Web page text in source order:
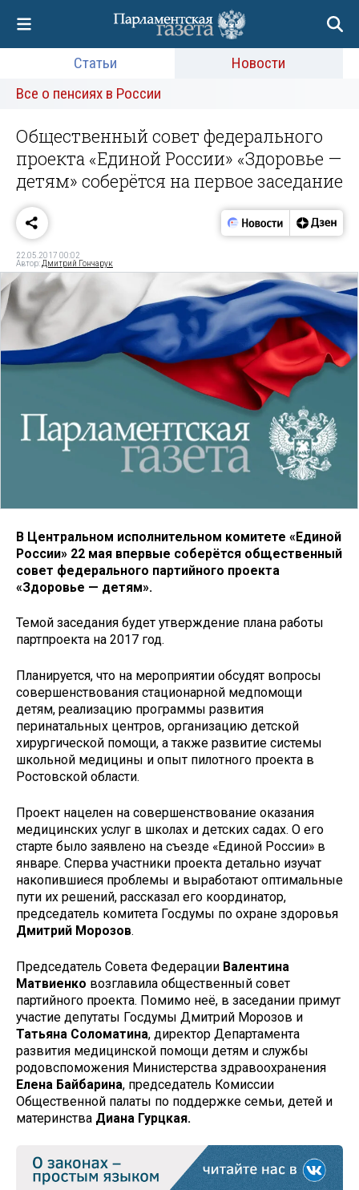
Статьи
Новости
Все о пенсиях в России
Общественный совет федерального
проекта «Единой России» «Здоровье —
детям» соберётся на первое заседание
22.05.2017 00:02
Автор: Дмитрий Гончарук
В Центральном исполнительном комитете «Единой
России» 22 мая впервые соберётся общественный
совет федерального партийного проекта
«Здоровье — детям».
Темой заседания будет утверждение плана работы
партпроекта на 2017 год.
Планируется, что на мероприятии обсудят вопросы
совершенствования стационарной медпомощи
детям, реализацию программы развития
перинатальных центров, организацию детской
хирургической помощи, а также развитие системы
школьной медицины и опыт пилотного проекта в
Ростовской области.
Проект нацелен на совершенствование оказания
медицинских услуг в школах и детских садах. О его
старте было заявлено на съезде «Единой России» в
январе. Сперва участники проекта детально изучат
накопившиеся проблемы и выработают оптимальные
пути их решений, рассказал его координатор,
председатель комитета Госдумы по охране здоровья
Дмитрий Морозов.
Председатель Совета Федерации Валентина
Матвиенко возглавила общественный совет
партийного проекта. Помимо неё, в заседании примут
участие депутаты Госдумы Дмитрий Морозов и
Татьяна Соломатина, директор Департамента
развития медицинской помощи детям и службы
родовспоможения Министерства здравоохранения
Елена Байбарина, председатель Комиссии
Общественной палаты по поддержке семьи, детей и
материнства Диана Гурцкая.